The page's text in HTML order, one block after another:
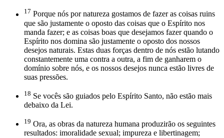
17 Porque nós por natureza gostamos de fazer as coisas ruins
que são justamente o oposto das coisas que o Espírito nos
manda fazer; e as coisas boas que desejamos fazer quando o
Espírito nos domina são justamente o oposto dos nossos
desejos naturais. Estas duas forças dentro de nós estão lutando
constantemente uma contra a outra, a fim de ganharem o
domínio sobre nós, e os nossos desejos nunca estão livres de
suas pressões.
18 Se vocês são guiados pelo Espírito Santo, não estão mais
debaixo da Lei.
19 Ora, as obras da natureza humana produzirão os seguintes
resultados: imoralidade sexual; impureza e libertinagem;